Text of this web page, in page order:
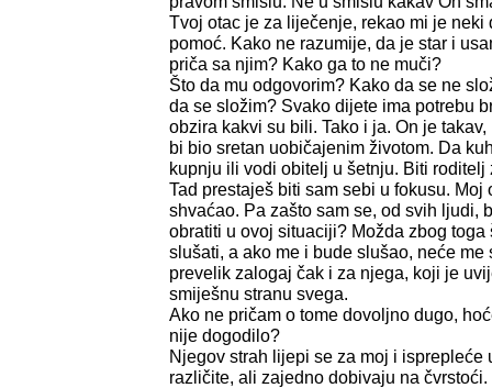
Tvoj otac je za liječenje, rekao mi je neki
pomoć. Kako ne razumije, da je star i
priča sa njim? Kako ga to ne muči?
Što da mu odgovorim? Kako da se ne
da se složim? Svako dijete ima potrebu
obzira kakvi su bili. Tako i ja. On je
bi bio sretan uobičajenim životom. Da
kupnju ili vodi obitelj u šetnju. Biti roditelj
Tad prestaješ biti sam sebi u fokusu. Moj
shvaćao. Pa zašto sam se, od svih ljudi,
obratiti u ovoj situaciji? Možda zbog toga
slušati, a ako me i bude slušao, neće
prevelik zalogaj čak i za njega, koji je
smiješnu stranu svega.
Ako ne pričam o tome dovoljno dugo,
nije dogodilo?
Njegov strah lijepi se za moj i isprepleće
različite, ali zajedno dobivaju na čvrstoći.